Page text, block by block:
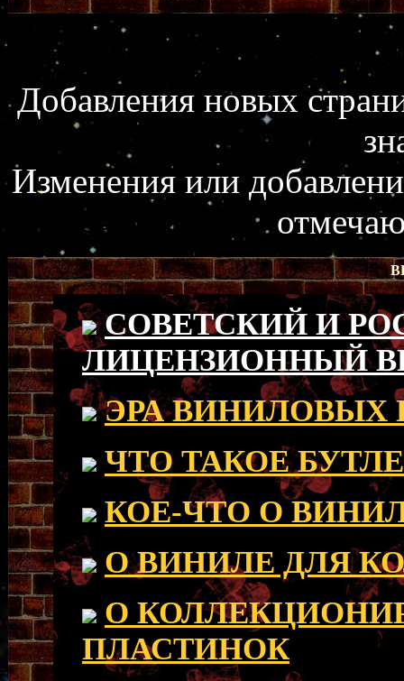
Добавления новых
Изменения или
СОВЕТСКИЙ И
ЛИЦЕНЗИОННЫЙ
ЭРА ВИНИЛОВЫХ
ЧТО ТАКОЕ
КОЕ-ЧТО О
О ВИНИЛЕ ДЛЯ
О
ПЛАСТИНОК